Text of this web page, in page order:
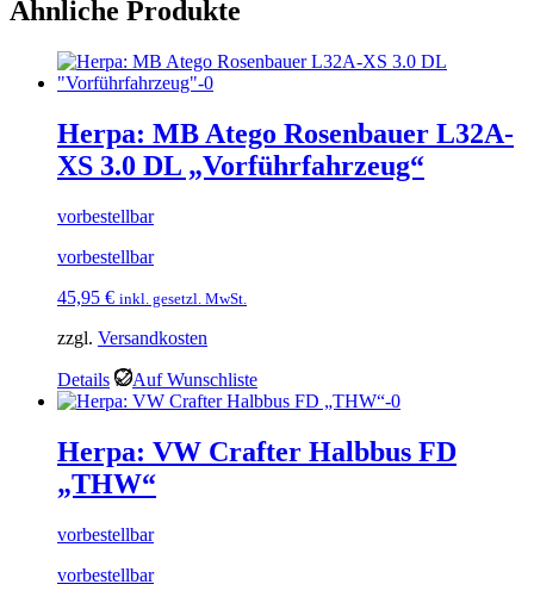
Ähnliche Produkte
Herpa: MB Atego Rosenbauer L32A-
XS 3.0 DL „Vorführfahrzeug“
vorbestellbar
vorbestellbar
45,95 € inkl. gesetzl. MwSt.
zzgl. Versandkosten
Details Auf Wunschliste
Herpa: VW Crafter Halbbus FD
„THW“
vorbestellbar
vorbestellbar